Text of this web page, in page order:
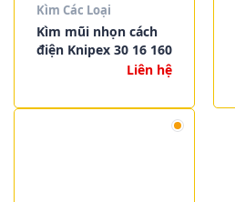
Kìm Các Loại
Kìm mũi nhọn cách
điện Knipex 30 16 160
Liên hệ